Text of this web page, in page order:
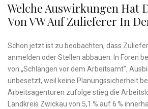
Welche Auswirkungen Hat
Von VW Auf Zulieferer In
Schon jetzt ist zu beobachten, dass
anmelden oder Stellen abbauen. In Foren
von „Schlangen vor dem Arbeitsamt“,
unbesetzt, weil keine Planungssicherheit
Arbeitsagenturen zufolge stieg die
Landkreis Zwickau von 5,1 % auf 6 %